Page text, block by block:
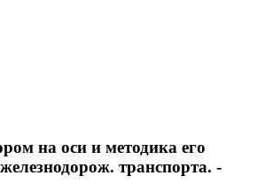
на оси и методика его
транспорта. -